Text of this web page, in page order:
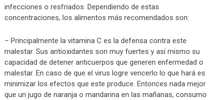
infecciones o resfriados. Dependiendo de estas
concentraciones, los alimentos más recomendados son:
– Principalmente la vitamina C es la defensa contra este
malestar. Sus antioxidantes son muy fuertes y así mismo su
capacidad de detener anticuerpos que generen enfermedad o
malestar. En caso de que el virus logre vencerlo lo que hará es
minimizar los efectos que este produce. Entonces nada mejor
que un jugo de naranja o mandarina en las mañanas, consumo